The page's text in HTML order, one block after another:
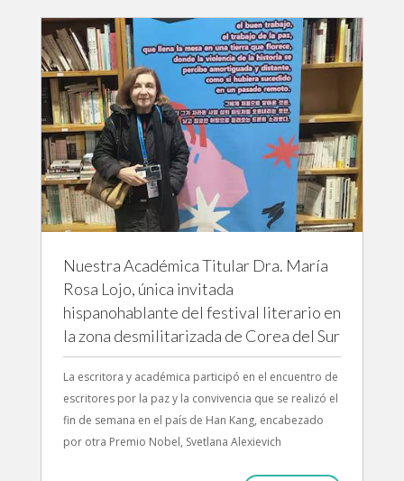
Nuestra Académica Titular Dra. María
Rosa Lojo, única invitada
hispanohablante del festival literario en
la zona desmilitarizada de Corea del Sur
La escritora y académica participó en el encuentro de
escritores por la paz y la convivencia que se realizó el
fin de semana en el país de Han Kang, encabezado
por otra Premio Nobel, Svetlana Alexievich